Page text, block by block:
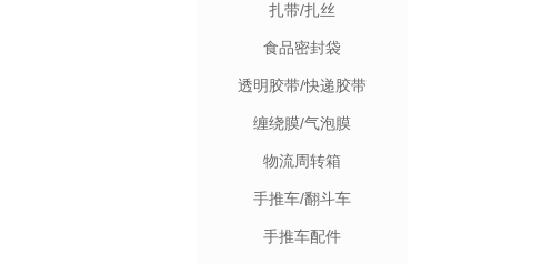
扎带/扎丝
食品密封袋
透明胶带/快递胶带
缠绕膜/气泡膜
物流周转箱
手推车/翻斗车
手推车配件